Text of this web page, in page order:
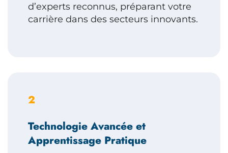
d’experts reconnus, préparant votre
carrière dans des secteurs innovants.
2
Technologie Avancée et
Apprentissage Pratique